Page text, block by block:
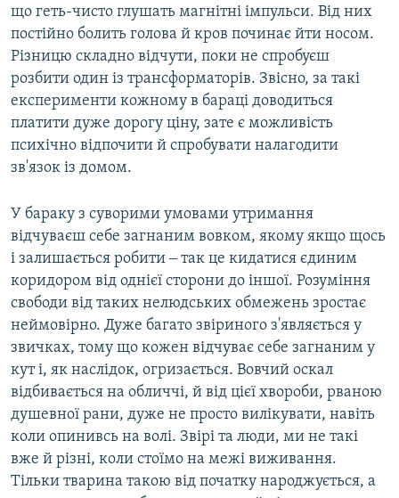
що геть-чисто глушать магнітні імпульси. Від них
постійно болить голова й кров починає йти носом.
Різницю складно відчути, поки не спробуєш
розбити один із трансформаторів. Звісно, за такі
експерименти кожному в бараці доводиться
платити дуже дорогу ціну, зате є можливість
психічно відпочити й спробувати налагодити
зв'язок із домом.
У бараку з суворими умовами утримання
відчуваєш себе загнаним вовком, якому якщо щось
і залишається робити ‒ так це кидатися єдиним
коридором від однієї сторони до іншої. Розуміння
свободи від таких нелюдських обмежень зростає
неймовірно. Дуже багато звіриного з'являється у
звичках, тому що кожен відчуває себе загнаним у
кут і, як наслідок, огризається. Вовчий оскал
відбивається на обличчі, й від цієї хвороби, рваною
душевної рани, дуже не просто вилікувати, навіть
коли опинивсь на волі. Звірі та люди, ми не такі
вже й різні, коли стоїмо на межі виживання.
Тільки тварина такою від початку народжується, а